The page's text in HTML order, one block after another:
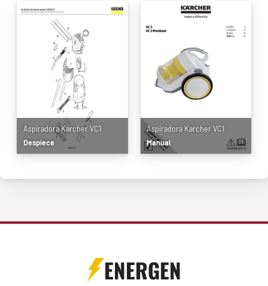
Aspiradora Karcher VC1
Despiece
Aspiradora Karcher VC1
Manual
ENERGEN